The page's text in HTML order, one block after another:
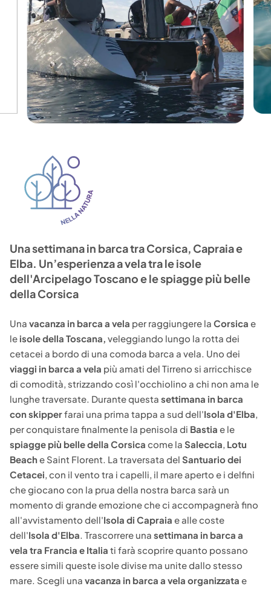
Una settimana in barca tra Corsica, Capraia e
Elba. Un’esperienza a vela tra le isole
dell'Arcipelago Toscano e le spiagge più belle
della Corsica
Una vacanza in barca a vela per raggiungere la Corsica e
le isole della Toscana, veleggiando lungo la rotta dei
cetacei a bordo di una comoda barca a vela. Uno dei
viaggi in barca a vela più amati del Tirreno si arricchisce
di comodità, strizzando così l'occhiolino a chi non ama le
lunghe traversate. Durante questa settimana in barca
con skipperfarai una prima tappa a sud dell'Isola d'Elba,
per conquistare finalmente la penisola di Bastia e le
spiagge più belle della Corsica come la Saleccia, Lotu
Beache Saint Florent. La traversata del Santuario dei
Cetacei, con il vento tra i capelli, il mare aperto e i delfini
che giocano con la prua della nostra barca sarà un
momento di grande emozione che ci accompagnerà fino
all'avvistamento dell'Isola di Capraia e alle coste
dell'Isola d'Elba. Trascorrere una settimana in barca a
vela tra Francia e Italia ti farà scoprire quanto possano
essere simili queste isole divise ma unite dallo stesso
mare. Scegli una vacanza in barca a vela organizzata e